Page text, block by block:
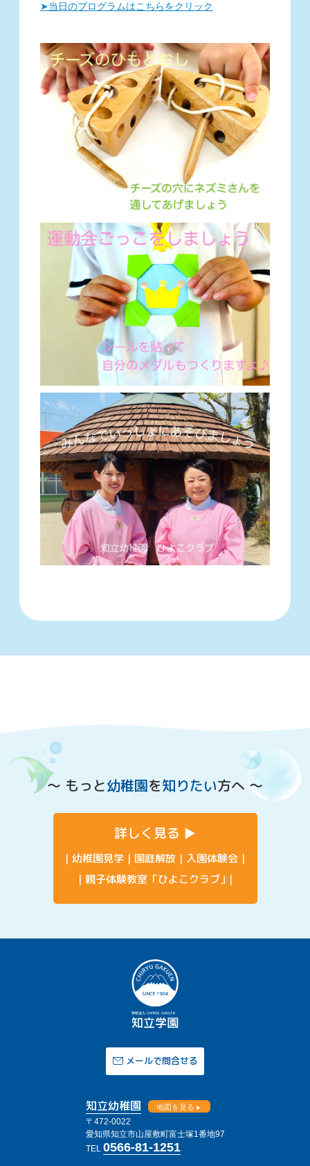
➤当日のプログラムはこちらをクリック
〜 もっと幼稚園を知りたい方へ 〜
詳しく見る
幼稚園見学 園庭解放
入園体験会
親子体験教室「ひよこクラブ」
メールで問合せる
知立幼稚園 地図を見る
〒472-0022
愛知県知立市山屋敷町富士塚1番地97
TEL 0566-81-1251